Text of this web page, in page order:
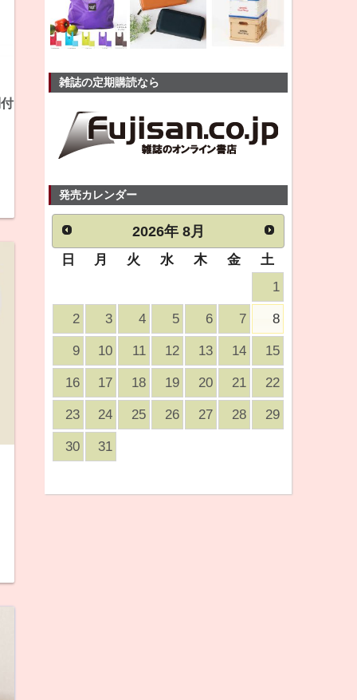
雑誌の定期購読なら
発売カレンダー
2026年 8月
日 月 火 水 木 金
土
1
2 3 4 5 6 7 8
9 10 11 12 13 14 15
16 17 18 19 20 21 22
23 24 25 26 27 28 29
30 31